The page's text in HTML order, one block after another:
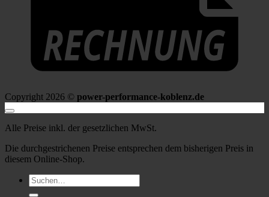
Copyright 2026 © power-performance-koblenz.de
Alle Preise inkl. der gesetzlichen MwSt.
Die durchgestrichenen Preise entsprechen dem bisherigen Preis in
diesem Online-Shop.
Suche
nach: